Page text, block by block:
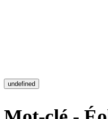
undefined